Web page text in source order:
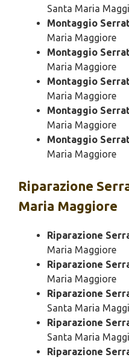
Santa Maria
Montaggio
Maria Maggiore
Montaggio
Maria Maggiore
Montaggio
Maria Maggiore
Montaggio
Maria Maggiore
Montaggio
Maria Maggiore
Riparazione
Maria Maggiore
Riparazione
Maria Maggiore
Riparazione
Maria Maggiore
Riparazione
Santa Maria
Riparazione
Santa Maria
Riparazione